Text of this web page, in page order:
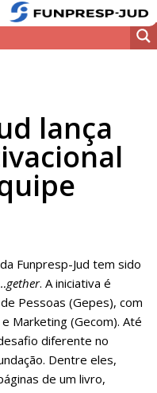
lança
Funpresp-Jud tem sido
. A iniciativa é
Pessoas (Gepes), com
Marketing (Gecom). Até
diferente no
Dentre eles,
de um livro,